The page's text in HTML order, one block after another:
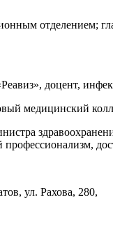
отделением;
доцент,
медицинский
ул. Рахова, 280,